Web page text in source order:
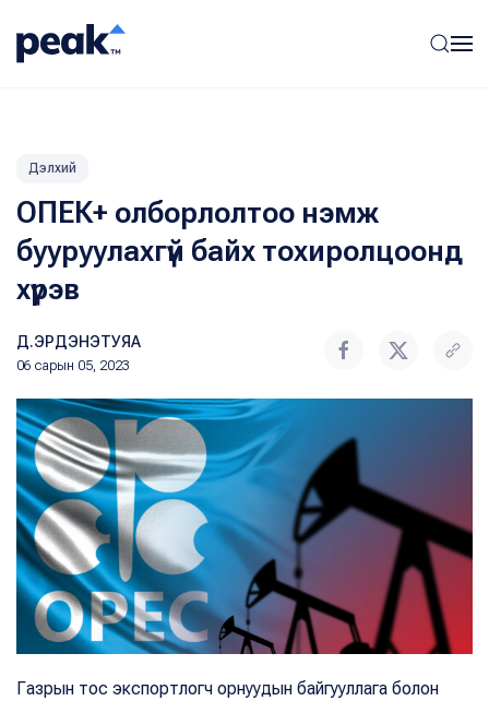
Дэлхий
ОПЕК+ олборлолтоо нэмж
бууруулахгүй байх тохиролцоонд
хүрэв
Д.ЭРДЭНЭТУЯА
06 сарын 05, 2023
Газрын тос экспортлогч орнуудын байгууллага болон